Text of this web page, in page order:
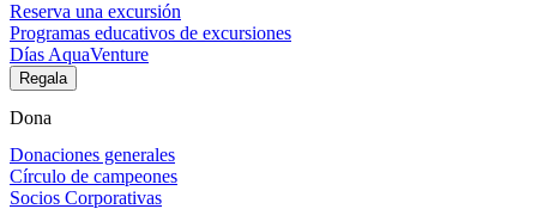
Reserva una excursión
Programas educativos de excursiones
Días AquaVenture
Regala
Dona
Donaciones generales
Círculo de campeones
Socios Corporativas